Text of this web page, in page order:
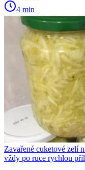
4 min
Zavařené cuketové zelí
vždy po ruce rychlou